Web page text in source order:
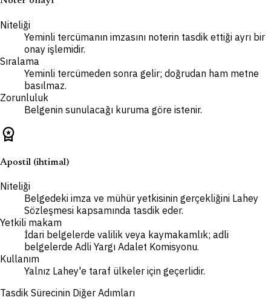
Niteliği
Yeminli tercümanın imzasını noterin tasdik ettiği ayrı bir
onay işlemidir.
Sıralama
Yeminli tercümeden sonra gelir; doğrudan ham metne
basılmaz.
Zorunluluk
Belgenin sunulacağı kuruma göre istenir.
workspace_premium
Apostil (ihtimal)
Niteliği
Belgedeki imza ve mühür yetkisinin gerçekliğini Lahey
Sözleşmesi kapsamında tasdik eder.
Yetkili makam
İdari belgelerde valilik veya kaymakamlık; adli
belgelerde Adli Yargı Adalet Komisyonu.
Kullanım
Yalnız Lahey'e taraf ülkeler için geçerlidir.
Tasdik Sürecinin Diğer Adımları